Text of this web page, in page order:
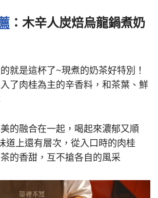
：木辛人炭焙烏龍鍋煮奶
就是這杯了~現煮的奶茶好特別！
了肉桂為主的辛香料，和茶葉、鮮
的融合在一起，喝起來濃郁又順
道上還有層次，從入口時的肉桂
的香甜，互不搶各自的風采